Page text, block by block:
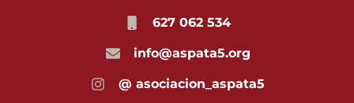
627 062 534
info@aspata5.org
@ asociacion_aspata5